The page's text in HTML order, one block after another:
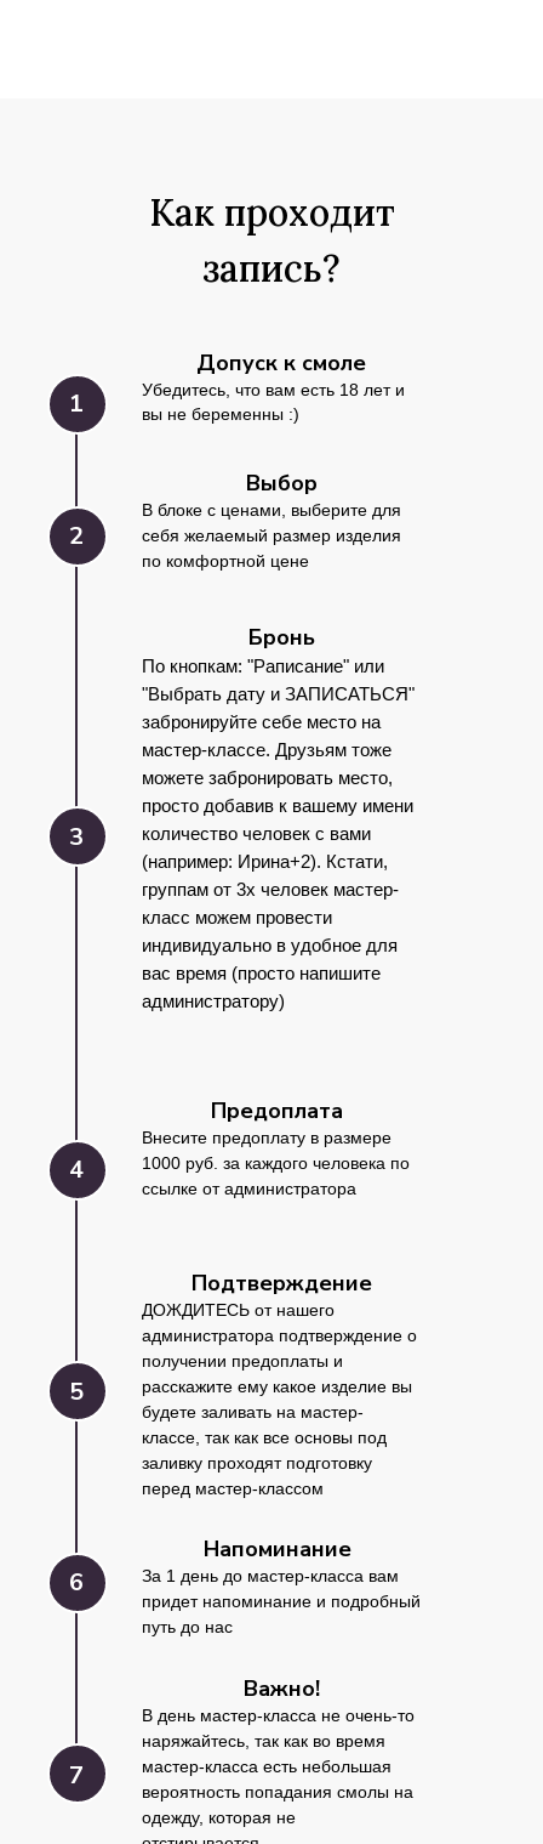
Выбор
В блоке с ценами, выберите для
себя желаемый размер изделия
по комфортной цене
Убедитесь, что вам есть 18 лет и
вы не беременны :)
Допуск к смоле
По кнопкам: "Раписание" или
"Выбрать дату и ЗАПИСАТЬСЯ"
забронируйте себе место на
мастер-классе. Друзьям тоже
можете забронировать место,
просто добавив к вашему имени
количество человек с вами
(например: Ирина+2). Кстати,
группам от 3х человек мастер-
класс можем провести
индивидуально в удобное для
вас время (просто напишите
администратору)
Бронь
Как проходит
запись?
3
Предоплата
Внесите предоплату в размере
1000 руб. за каждого человека по
ссылке от администратора
ДОЖДИТЕСЬ от нашего
администратора подтверждение о
получении предоплаты и
расскажите ему какое изделие вы
будете заливать на мастер-
классе, так как все основы под
заливку проходят подготовку
перед мастер-классом
Подтверждение
Напоминание
За 1 день до мастер-класса вам
придет напоминание и подробный
путь до нас
6
В день мастер-класса не очень-то
наряжайтесь, так как во время
мастер-класса есть небольшая
вероятность попадания смолы на
одежду, которая не
Важно!
7
1
2
5
4